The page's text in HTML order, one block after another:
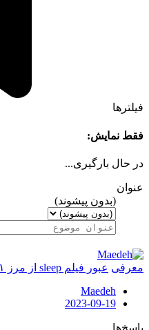
فیلترها
فقط نمایش:
در حال بارگیری...
عنوان
(بدون پیشوند)
معرفی عبور فیلم sleep از مرز ۱ میلیون تماشاگر
Maedeh
2023-09-19
پاسخ‌ها